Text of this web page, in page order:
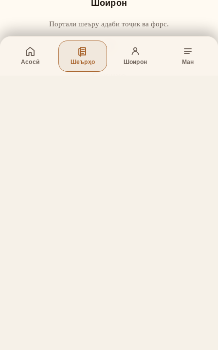
Асосӣ Шеърҳо Шоирон Ман
Шоирон
Портали шеъру адаби тоҷик ва форс.